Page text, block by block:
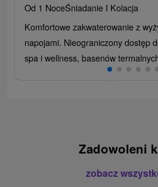
Od 1 NoceŚniadanie I Kolacja
Komfortowe zakwaterowanie z
napojami. Nieograniczony dostęp
spa i wellness, basenów
Zadowoleni
zobacz